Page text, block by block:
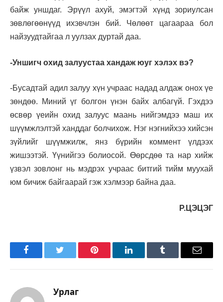
байж уншдаг. Эрүүл ахуй, эмэгтэй хүнд зориулсан
зөвлөгөөнүүд ихэвчлэн бий. Чөлөөт цагаараа бол
найзуудтайгаа л уулзах дуртай даа.
-Уншигч охид залуустаа хандаж юуг хэлэх вэ?
-Бусадтай адил залуу хүн учраас надад алдаж онох үе
зөндөө. Миний үг болгон үнэн байх албагүй. Гэхдээ
өсвөр үеийн охид залуус маань нийгэмдээ маш их
шүүмжлэлтэй ханддаг болчихож. Нэг нэгнийхээ хийсэн
зүйлийг шүүмжилж, янз бүрийн коммент үлдээх
жишээтэй. Үүнийгээ болиосой. Өөрсдөө та нар хийж
үзвэл зовлонг нь мэдрэх учраас битгий тийм муухай
юм бичиж байгаарай гэж хэлмээр байна даа.
Р.ЦЭЦЭГ
FacebookTwitter Pinterest LinkedInTumblr Имэйл
Урлаг